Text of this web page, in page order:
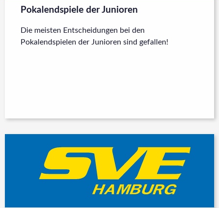
Pokalendspiele der Junioren
Die meisten Entscheidungen bei den
Pokalendspielen der Junioren sind gefallen!